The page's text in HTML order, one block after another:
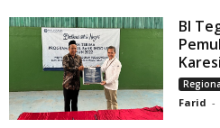
BI
Farid -